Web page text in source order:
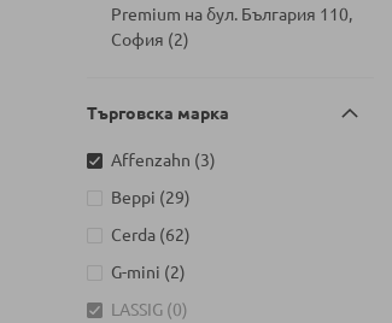
Premium на бул. България 110,
София
2
артикули
Търговска марка
Affenzahn 3
артикули
Beppi
29
артикули
Cerda 62
артикули
G-mini
2
артикули
LASSIG 0
артикули